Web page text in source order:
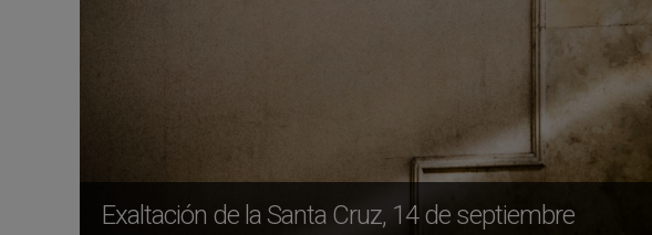
Exaltación de la Santa Cruz, 14 de septiembre